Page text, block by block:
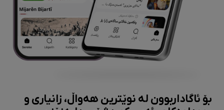
بۆ ئاگاداربوون لە نوێترین هەواڵ، زانیاری و